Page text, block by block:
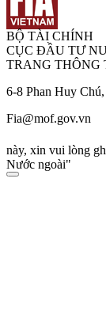
BỘ TÀI CHÍNH
CỤC ĐẦU TƯ
TRANG THÔNG
6-8 Phan Huy
Fia@mof.gov.vn
này, xin vui lòng
Nước ngoài"